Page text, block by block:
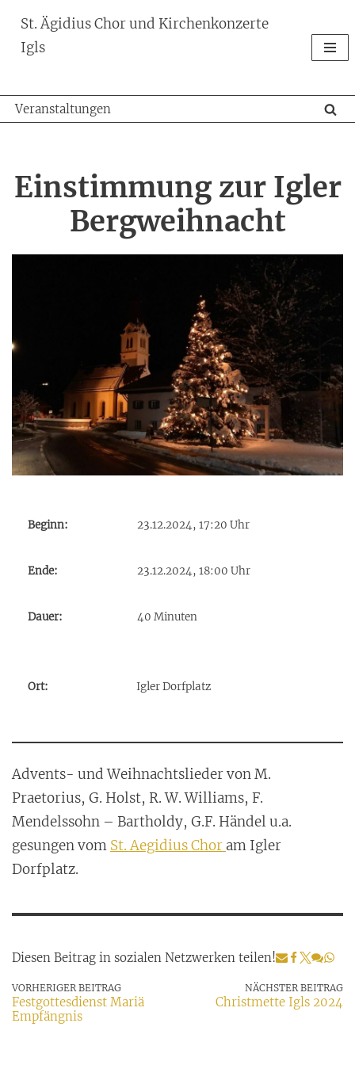
Zum
Inhalt
St. Ägidius Chor und Kirchenkonzerte
Igls
Veranstaltungen
Einstimmung zur Igler
Bergweihnacht
Beginn: 23.12.2024, 17:20 Uhr
Ende: 23.12.2024, 18:00 Uhr
Dauer: 40 Minuten
Ort: Igler Dorfplatz
Advents- und Weihnachtslieder von M.
Praetorius, G. Holst, R. W. Williams, F.
Mendelssohn – Bartholdy, G.F. Händel u.a.
gesungen vom St. Aegidius Chor am Igler
Dorfplatz.
Diesen Beitrag in sozialen Netzwerken teilen!
VORHERIGER BEITRAG
Festgottesdienst Mariä
Empfängnis
NÄCHSTER BEITRAG
Christmette Igls 2024